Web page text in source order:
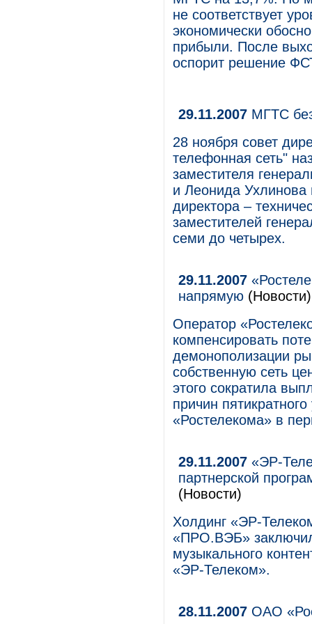
не соответствует
экономически
прибыли. После
оспорит решение
29.11.2007 МГТС
28 ноября cовет
телефонная сеть"
заместителя
и Леонида Ухлинова
директора –
заместителей
семи до четырех.
29.11.2007
напрямую (Новости)
Оператор
компенсировать
демонополизации
собственную сеть
этого сократила
причин
«Ростелекома» в
29.11.2007 «ЭР-
партнерской
(Новости)
Холдинг «ЭР-
«ПРО.ВЭБ»
музыкального
«ЭР-Телеком».
28.11.2007 ОАО